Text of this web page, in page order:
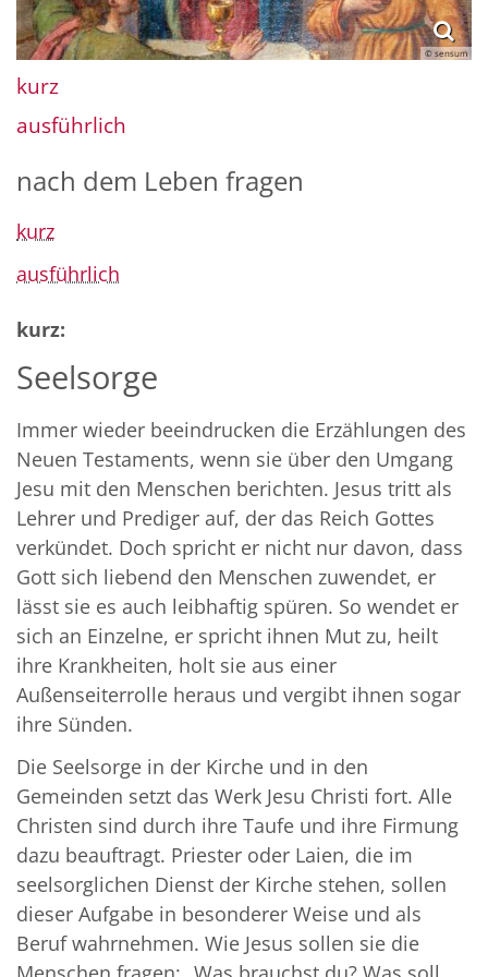
© sensum
kurz
ausführlich
nach dem Leben fragen
kurz
ausführlich
kurz:
Seelsorge
Immer wieder beeindrucken die Erzählungen des
Neuen Testaments, wenn sie über den Umgang
Jesu mit den Menschen berichten. Jesus tritt als
Lehrer und Prediger auf, der das Reich Gottes
verkündet. Doch spricht er nicht nur davon, dass
Gott sich liebend den Menschen zuwendet, er
lässt sie es auch leibhaftig spüren. So wendet er
sich an Einzelne, er spricht ihnen Mut zu, heilt
ihre Krankheiten, holt sie aus einer
Außenseiterrolle heraus und vergibt ihnen sogar
ihre Sünden.
Die Seelsorge in der Kirche und in den
Gemeinden setzt das Werk Jesu Christi fort. Alle
Christen sind durch ihre Taufe und ihre Firmung
dazu beauftragt. Priester oder Laien, die im
seelsorglichen Dienst der Kirche stehen, sollen
dieser Aufgabe in besonderer Weise und als
Beruf wahrnehmen. Wie Jesus sollen sie die